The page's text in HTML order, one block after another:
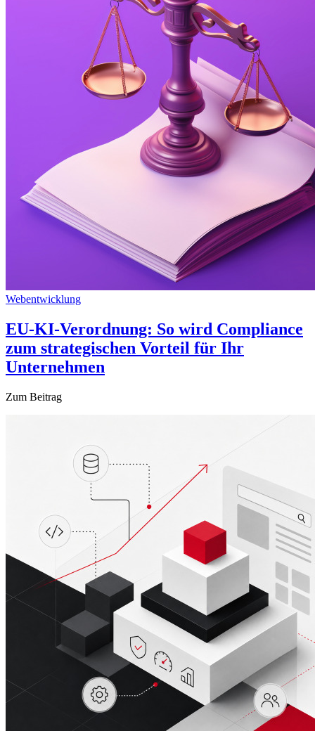
Webentwicklung
EU-KI-Verordnung: So wird Compliance
zum strategischen Vorteil für Ihr
Unternehmen
Zum Beitrag